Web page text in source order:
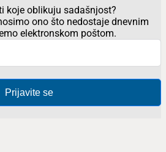
koje oblikuju sadašnjost?
ono što nedostaje dnevnim
elektronskom poštom.
Prijavite se